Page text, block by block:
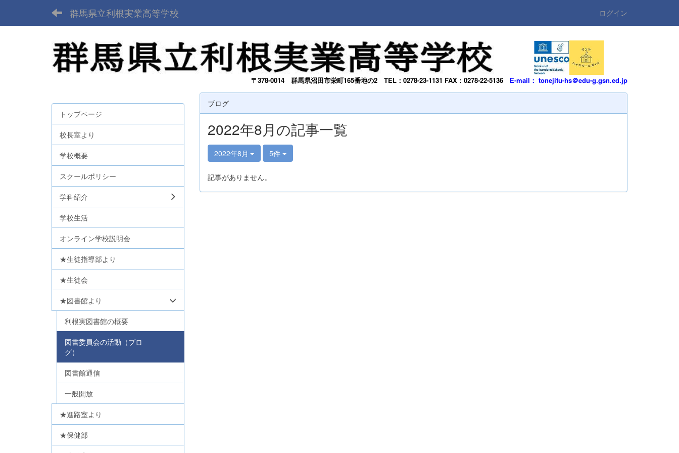
群馬県立利根実業高等学校 ログイン
〒378-0014 群馬県沼田市栄町165番地の2 TEL：0278-23-1131 FAX：0278-22-5136 E-mail： tonejitu-hs＠edu-g.gsn.ed.jp
ブログ
2022年8月の記事一覧
2022年8月 5件
記事がありません。
トップページ
校長室より
学校概要
スクールポリシー
学科紹介
学校生活
オンライン学校説明会
★生徒指導部より
★生徒会
★図書館より
利根実図書館の概要
図書委員会の活動（ブロ
グ）
図書館通信
一般開放
★進路室より
★保健部